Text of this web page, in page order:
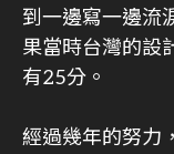
到一邊寫一邊流
果當時台灣的設
有25分。
經過幾年的努力